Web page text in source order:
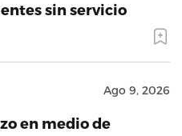
sin servicio
Ago 9, 2026
en medio de